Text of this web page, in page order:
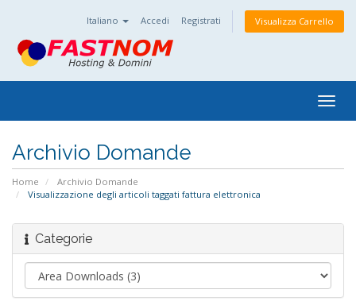
Italiano Accedi Registrati Visualizza Carrello
Archivio Domande
Home
Archivio Domande
Visualizzazione degli articoli taggati fattura elettronica
Categorie